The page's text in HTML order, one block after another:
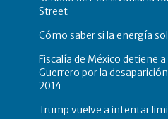
Street
Cómo saber si la energía
Fiscalía de México detiene
Guerrero por la
2014
Trump vuelve a intentar